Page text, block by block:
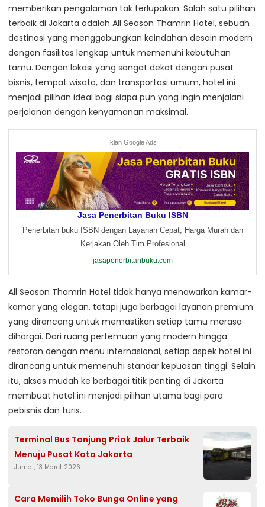
memberikan pengalaman tak terlupakan. Salah satu pilihan
terbaik di Jakarta adalah All Season Thamrin Hotel, sebuah
destinasi yang menggabungkan keindahan desain modern
dengan fasilitas lengkap untuk memenuhi kebutuhan
tamu. Dengan lokasi yang sangat dekat dengan pusat
bisnis, tempat wisata, dan transportasi umum, hotel ini
menjadi pilihan ideal bagi siapa pun yang ingin menjalani
perjalanan dengan kenyamanan maksimal.
Iklan Google Ads
Jasa Penerbitan Buku ISBN
Penerbitan buku ISBN dengan Layanan Cepat, Harga Murah dan
Kerjakan Oleh Tim Profesional
jasapenerbitanbuku.com
All Season Thamrin Hotel tidak hanya menawarkan kamar-
kamar yang elegan, tetapi juga berbagai layanan premium
yang dirancang untuk memastikan setiap tamu merasa
dihargai. Dari ruang pertemuan yang modern hingga
restoran dengan menu internasional, setiap aspek hotel ini
dirancang untuk memenuhi standar kepuasan tinggi. Selain
itu, akses mudah ke berbagai titik penting di Jakarta
membuat hotel ini menjadi pilihan utama bagi para
pebisnis dan turis.
Terminal Bus Tanjung Priok Jalur Terbaik
Menuju Pusat Kota Jakarta
Jumat, 13 Maret 2026
Cara Memilih Toko Bunga Online yang